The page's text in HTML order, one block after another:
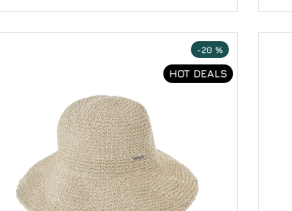
HOT DEALS
-20 %